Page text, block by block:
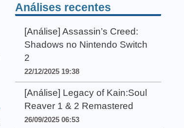
Análises recentes
[Análise] Assassin’s Creed:
Shadows no Nintendo Switch
2
22/12/2025 19:38
[Análise] Legacy of Kain:Soul
Reaver 1 & 2 Remastered
26/09/2025 06:53